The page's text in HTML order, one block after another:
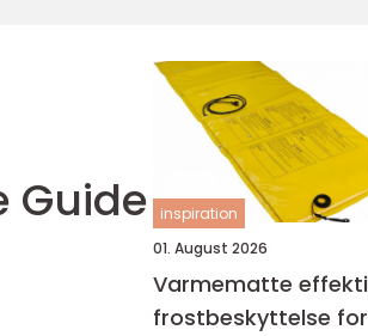
Guide
inspiration
01. August 2026
Varmematte effektiv
frostbeskyttelse for